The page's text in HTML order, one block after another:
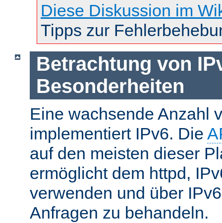
Diese Diskussion im
Tipps zur
Betrachtung von
Besonderheiten
Eine wachsende Anzahl
implementiert IPv6. Die
auf den meisten dieser
ermöglicht dem httpd,
verwenden und über
Anfragen zu behandeln.